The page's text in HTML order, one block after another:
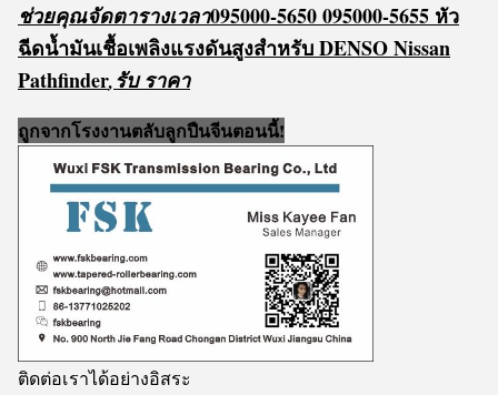
ช่วยคุณจัดตารางเวลา095000-5650 095000-5655 หัว
ฉีดน้ำมันเชื้อเพลิงแรงดันสูงสำหรับ DENSO Nissan
Pathfinder,รับราคา
ถูกจากโรงงานตลับลูกปืนจีนตอนนี้!
ติดต่อเราได้อย่างอิสระ